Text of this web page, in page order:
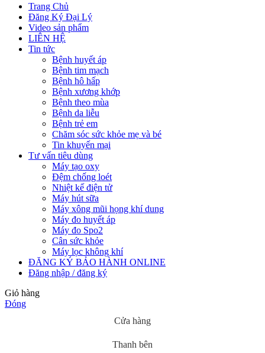
Trang Chủ
Đăng Ký Đại Lý
Video sản phẩm
LIÊN HỆ
Tin tức
Bệnh huyết áp
Bệnh tim mạch
Bệnh hô hấp
Bệnh xương khớp
Bệnh theo mùa
Bệnh da liễu
Bệnh trẻ em
Chăm sóc sức khỏe mẹ và bé
Tin khuyến mại
Tư vấn tiêu dùng
Máy tạo oxy
Đệm chống loét
Nhiệt kế điện tử
Máy hút sữa
Máy xông mũi họng khí dung
Máy đo huyết áp
Máy đo Spo2
Cân sức khỏe
Máy lọc không khí
ĐĂNG KÝ BẢO HÀNH ONLINE
Đăng nhập / đăng ký
Giỏ hàng
Đóng
Cửa hàng
Thanh bên